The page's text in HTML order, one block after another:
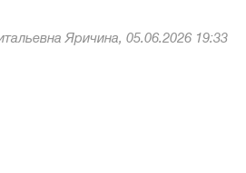
Яричина, 05.06.2026 19:33